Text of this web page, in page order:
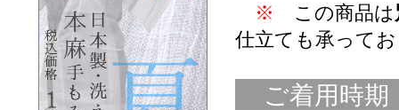
※ この商品は
仕立ても承って
ご着用時期